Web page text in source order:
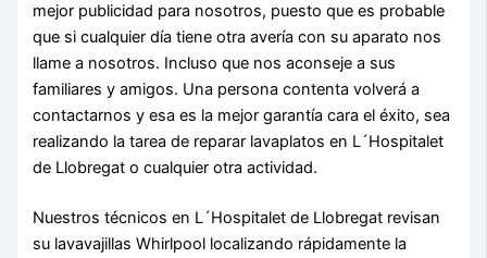
mejor publicidad para nosotros, puesto que es probable
que si cualquier día tiene otra avería con su aparato nos
llame a nosotros. Incluso que nos aconseje a sus
familiares y amigos. Una persona contenta volverá a
contactarnos y esa es la mejor garantía cara el éxito, sea
realizando la tarea de reparar lavaplatos en L´Hospitalet
de Llobregat o cualquier otra actividad.
Nuestros técnicos en L´Hospitalet de Llobregat revisan
su lavavajillas Whirlpool localizando rápidamente la